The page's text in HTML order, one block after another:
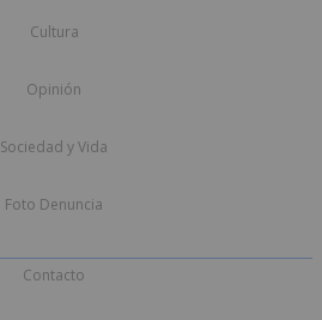
Cultura
Opinión
Sociedad y Vida
Foto Denuncia
Contacto